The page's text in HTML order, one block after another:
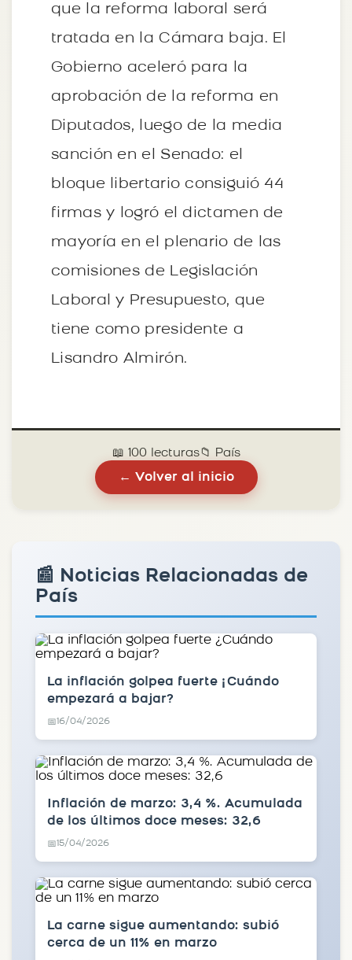
que la reforma laboral será
tratada en la Cámara baja. El
Gobierno aceleró para la
aprobación de la reforma en
Diputados, luego de la media
sanción en el Senado: el
bloque libertario consiguió 44
firmas y logró el dictamen de
mayoría en el plenario de las
comisiones de Legislación
Laboral y Presupuesto, que
tiene como presidente a
Lisandro Almirón.
📖 100 lecturas📁 País
← Volver al inicio
📰 Noticias Relacionadas de
País
La inflación golpea fuerte ¿Cuándo
empezará a bajar?
📅16/04/2026
Inflación de marzo: 3,4 %. Acumulada
de los últimos doce meses: 32,6
📅15/04/2026
La carne sigue aumentando: subió
cerca de un 11% en marzo